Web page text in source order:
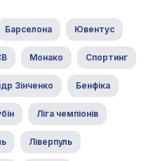
Барселона Ювентус
Монако Спортинг
Зінченко Бенфіка
Ліга чемпіонів
Ліверпуль